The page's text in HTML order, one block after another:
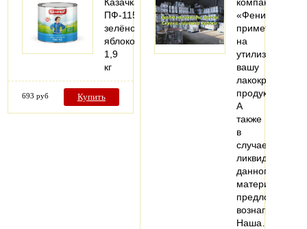
ПФ-115,
зелёное
яблоко,
1,9
кг
693 руб Купить
«Феникс»
примет
на
утилизацию
вашу
лакокрасочную
продукцию.
А
также
в
случае
ликвидности
данного
материала
предложит
Наша…